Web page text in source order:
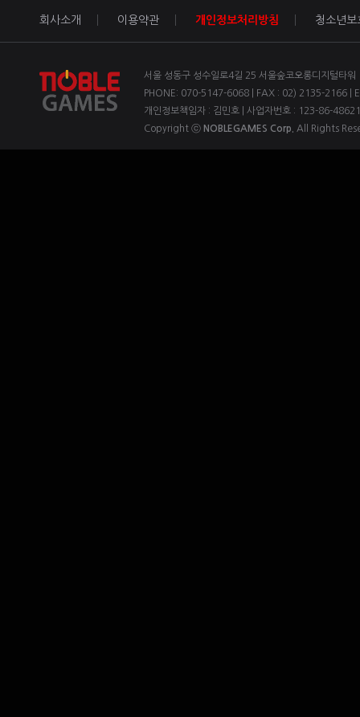
회사소개 이용약관 개인정보처리방침 청소년보
서울 성동구 성수일로4길 25 서울숲코오롱디지털타
PHONE: 070-5147-6068 | FAX : 02) 2135-2166 |
개인정보책임자 : 김민호 | 사업자번호 : 123-86-
Copyright ⓒ NOBLEGAMES Corp. All Rights